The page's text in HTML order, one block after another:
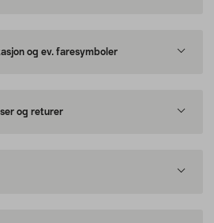
og ev. faresymboler
og returer